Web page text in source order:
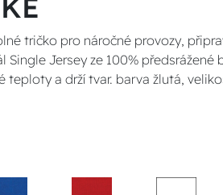
tričko pro náročné provozy,
Jersey ze 100% předsrážené
teploty a drží tvar. barva žlutá,